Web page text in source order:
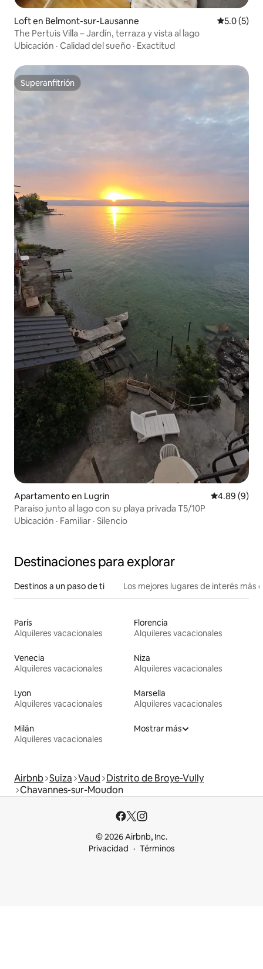
Loft en Belmont-sur-Lausanne
5.0 (5)
The Pertuis Villa – Jardín, terraza y vista al lago
Ubicación · Calidad del sueño · Exactitud
Superanfitrión
Superanfitrión
Apartamento en Lugrin Calificación
4.89 (9)
Paraíso junto al lago con su playa privada T5/10P
Ubicación · Familiar · Silencio
Destinaciones para explorar
Destinos a un paso de ti Los mejores lugares de interés más
París
Alquileres vacacionales
Florencia
Alquileres vacacionales
Venecia
Alquileres vacacionales
Niza
Alquileres vacacionales
Lyon
Alquileres vacacionales
Marsella
Alquileres vacacionales
Milán
Alquileres vacacionales
Mostrar más
Airbnb Suiza Vaud Distrito de Broye-Vully
Chavannes-sur-Moudon
© 2026 Airbnb, Inc.
Privacidad
Términos